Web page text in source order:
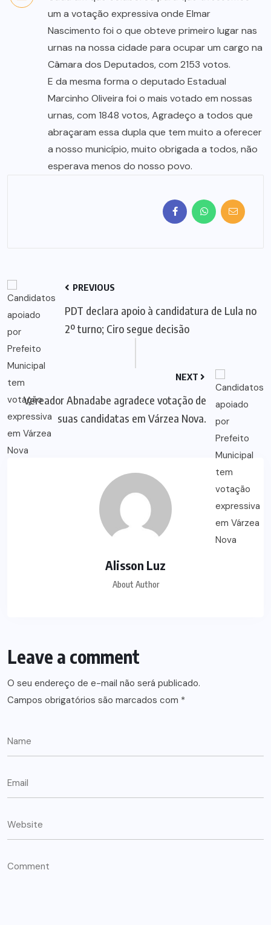
um a votação expressiva onde Elmar
Nascimento foi o que obteve primeiro lugar nas
urnas na nossa cidade para ocupar um cargo na
Câmara dos Deputados, com 2153 votos.
E da mesma forma o deputado Estadual
Marcinho Oliveira foi o mais votado em nossas
urnas, com 1848 votos, Agradeço a todos que
abraçaram essa dupla que tem muito a oferecer
a nosso município, muito obrigada a todos, não
esperava menos do nosso povo.
PREVIOUS
PDT declara apoio à candidatura de Lula no
2º turno; Ciro segue decisão
NEXT
Vereador Abnadabe agradece votação de
suas candidatas em Várzea Nova.
Alisson Luz
About Author
Leave a comment
O seu endereço de e-mail não será publicado.
Campos obrigatórios são marcados com *